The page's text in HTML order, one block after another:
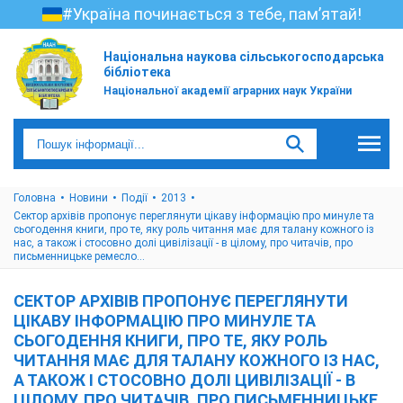
#Україна починається з тебе, пам’ятай!
Національна наукова сільськогосподарська
бібліотека
Національної академії аграрних наук України
Головна Новини Події
2013
Сектор архівів пропонує переглянути цікаву інформацію про минуле та
сьогодення книги, про те, яку роль читання має для талану кожного із
нас, а також і стосовно долі цивілізації - в цілому, про читачів, про
письменницьке ремесло…
СЕКТОР АРХІВІВ ПРОПОНУЄ ПЕРЕГЛЯНУТИ
ЦІКАВУ ІНФОРМАЦІЮ ПРО МИНУЛЕ ТА
СЬОГОДЕННЯ КНИГИ, ПРО ТЕ, ЯКУ РОЛЬ
ЧИТАННЯ МАЄ ДЛЯ ТАЛАНУ КОЖНОГО ІЗ НАС,
А ТАКОЖ І СТОСОВНО ДОЛІ ЦИВІЛІЗАЦІЇ - В